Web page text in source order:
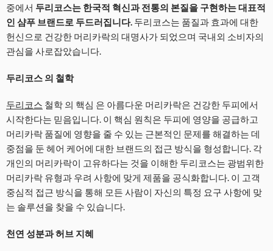
중에서 두리코스는 한국적 혁신과 전통의 본질을 구현하는 대표적
인 샴푸 브랜드로 두드러집니다. 두리코스는 품질과 효과에 대한
헌신으로 건강한 머리카락의 대명사가 되었으며 국내외 소비자의
관심을 사로잡았습니다.
두리코스 의 철학
두리코스 철학 의 핵심 은 아름다운 머리카락은 건강한 두피에서
시작한다는 믿음입니다. 이 핵심 원칙은 두피에 영양을 공급하고
머리카락 품질에 영향을 줄 수 있는 근본적인 문제를 해결하는 데
중점을 둔 헤어 케어에 대한 브랜드의 접근 방식을 형성합니다. 각
개인의 머리카락이 고유하다는 것을 이해한 두리코스는 광범위한
머리카락 유형과 우려 사항에 맞게 제품을 공식화합니다. 이 고객
중심적 접근 방식을 통해 모든 사람이 자신의 특정 요구 사항에 맞
는 솔루션을 찾을 수 있습니다.
천연 성분과 허브 지혜